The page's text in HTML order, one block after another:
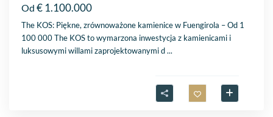
Od € 1.100.000
The KOS: Piękne, zrównoważone kamienice w Fuengirola – Od 1
100 000 The KOS to wymarzona inwestycja z kamienicami i
luksusowymi willami zaprojektowanymi d...